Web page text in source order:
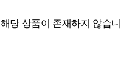
해당 상품이 존재하지 않습